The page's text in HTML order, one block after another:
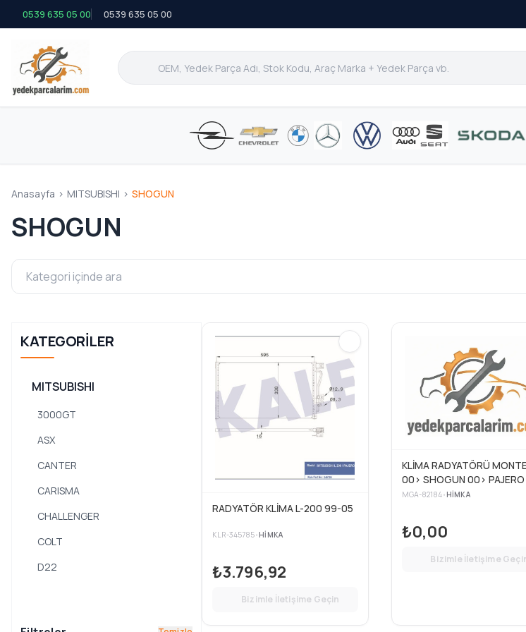
0539 635 05 00 0539 635 05 00
Anasayfa > MITSUBISHI > SHOGUN
SHOGUN
KATEGORILER
MITSUBISHI
3000GT
ASX
CANTER
CARISMA
CHALLENGER
COLT
D22
RADYATÖR KLİMA L-200 99-05
KLR-345785• HIMKA
₺3.796,92
Bizimle İletişime Geçin
KLİMA RADYATÖRÜ
00> SHOGUN 00>
2.5 TD 3.5 V6 24V
MGA-82184• HIMKA
₺0,00
Bizimle İletişime